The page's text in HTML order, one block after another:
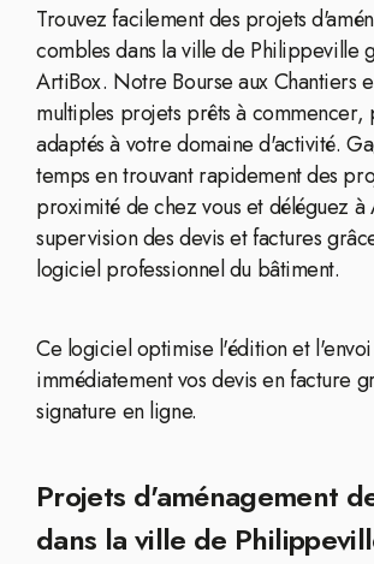
Trouvez facilement des projets
combles dans la ville de Philippeville
ArtiBox. Notre Bourse aux Chantiers
multiples projets prêts à commencer,
adaptés à votre domaine d'activité.
temps en trouvant rapidement des
proximité de chez vous et déléguez à
supervision des devis et factures
logiciel professionnel du bâtiment.
Ce logiciel optimise l'édition et
immédiatement vos devis en facture
signature en ligne.
Projets d'aménagement
dans la ville de